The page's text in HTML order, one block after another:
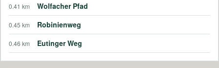
0.41 km Wolfacher Pfad
0.45 km Robinienweg
0.46 km Eutinger Weg